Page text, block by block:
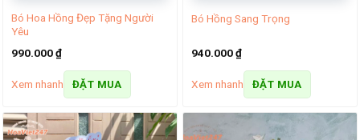
Bó Hoa Hồng Đẹp Tặng Người
Yêu
990.000₫
Xem nhanh ĐẶT MUA
Bó Hồng Sang Trọng
940.000₫
Xem nhanh ĐẶT MUA